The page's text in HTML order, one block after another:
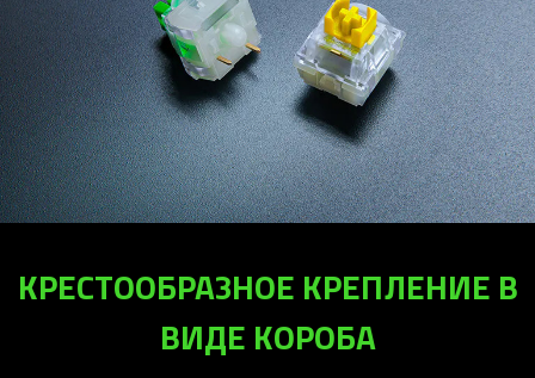
КРЕСТООБРАЗНОЕ КРЕПЛЕНИЕ В
ВИДЕ КОРОБА